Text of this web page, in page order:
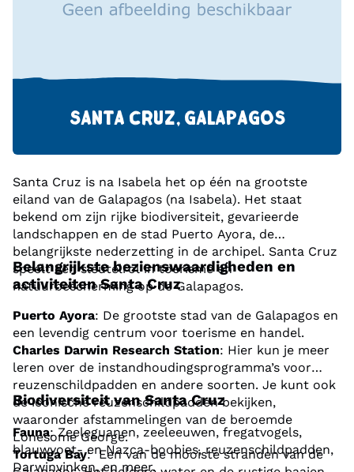
SANTA CRUZ, GALAPAGOS
Santa Cruz is na Isabela het op één na grootste
eiland van de Galapagos (na Isabela). Het staat
bekend om zijn rijke biodiversiteit, gevarieerde
landschappen en de stad Puerto Ayora, de
belangrijkste nederzetting in de archipel. Santa Cruz
speelt een sleutelrol in toerisme en
natuurbescherming op de Galapagos.
Belangrijkste bezienswaardigheden en
activiteiten Santa Cruz
Puerto Ayora: De grootste stad van de Galapagos en
een levendig centrum voor toerisme en handel.
Charles Darwin Research Station: Hier kun je meer
leren over de instandhoudingsprogramma’s voor
reuzenschildpadden en andere soorten. Je kunt ook
de iconische reuzenschildpadden bekijken,
waaronder afstammelingen van de beroemde
Lonesome George.
Tortuga Bay: Een van de mooiste stranden van de
Biodiversiteit van Santa Cruz
Fauna: Zeeleguanen, zeeleeuwen, fregatvogels,
blauwvoet- en Nazca-boobies, reuzenschildpadden,
Darwinvinken, en meer.